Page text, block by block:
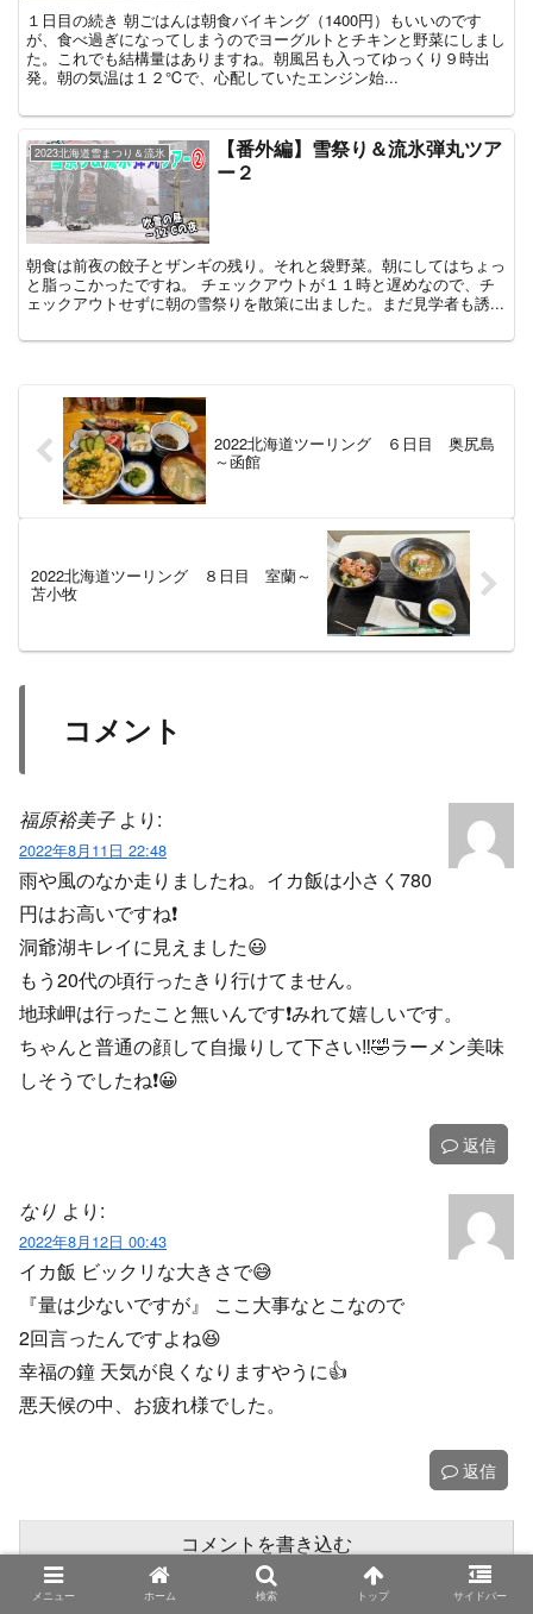
１日目の続き 朝ごはんは朝食バイキング（1400円）もいいのです
が、食べ過ぎになってしまうのでヨーグルトとチキンと野菜にしまし
た。これでも結構量はありますね。朝風呂も入ってゆっくり９時出
発。朝の気温は１２℃で、心配していたエンジン始...
2023北海道雪まつり＆流氷
【番外編】雪祭り＆流氷弾丸ツア
ー２
朝食は前夜の餃子とザンギの残り。それと袋野菜。朝にしてはちょっ
と脂っこかったですね。 チェックアウトが１１時と遅めなので、チ
ェックアウトせずに朝の雪祭りを散策に出ました。まだ見学者も誘...
2022北海道ツーリング ６日目 奥尻島
～函館
2022北海道ツーリング ８日目 室蘭～
苫小牧
コメント
福原裕美子 より:
2022年8月11日 22:48
雨や風のなか走りましたね。イカ飯は小さく780
円はお高いですね❗
洞爺湖キレイに見えました😃
もう20代の頃行ったきり行けてません。
地球岬は行ったこと無いんです❗みれて嬉しいです。
ちゃんと普通の顔して自撮りして下さい‼️🤣ラーメン美味
しそうでしたね❗😀
返信
なり より:
2022年8月12日 00:43
イカ飯 ビックリな大きさで😅
『量は少ないですが』 ここ大事なとこなので
2回言ったんですよね😆
幸福の鐘 天気が良くなりますやうに👍
悪天候の中、お疲れ様でした。
返信
コメントを書き込む
メニュー ホーム 検索 トップ サイドバー